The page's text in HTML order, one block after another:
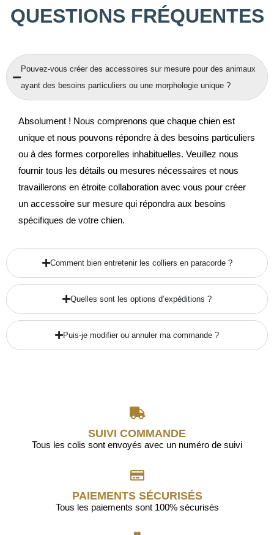
QUESTIONS FRÉQUENTES
Pouvez-vous créer des accessoires sur mesure pour des animaux
ayant des besoins particuliers ou une morphologie unique ?
Absolument ! Nous comprenons que chaque chien est
unique et nous pouvons répondre à des besoins particuliers
ou à des formes corporelles inhabituelles. Veuillez nous
fournir tous les détails ou mesures nécessaires et nous
travaillerons en étroite collaboration avec vous pour créer
un accessoire sur mesure qui répondra aux besoins
spécifiques de votre chien.
Comment bien entretenir les colliers en paracorde ?
Quelles sont les options d’expéditions ?
Puis-je modifier ou annuler ma commande ?
SUIVI COMMANDE
Tous les colis sont envoyés avec un numéro de suivi
PAIEMENTS SÉCURISÉS
Tous les paiements sont 100% sécurisés